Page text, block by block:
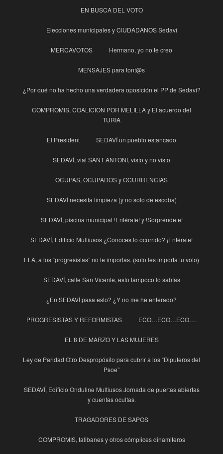
EN BUSCA DEL VOTO
Elecciones municipales y CIUDADANOS Sedaví
MERCAVOTOS Hermano, yo no te creo
MENSAJES para tont@s
¿Por qué no ha hecho una verdadera oposición el PP de Sedaví?
COMPROMIS, COALICION POR MELILLA y El acuerdo del
TURIA
El President SEDAVÍ un pueblo estancado
SEDAVÍ, vial SANT ANTONI, visto y no visto
OCUPAS, OCUPADOS y OCURRENCIAS
SEDAVÍ necesita limpieza (y no solo de escoba)
SEDAVÍ, piscina municipal !Entérate! y !Sorpréndete!
SEDAVÍ, Edificio Multiusos ¿Conoces lo ocurrido? ¡Entérate!
ELA, a los “progresistas” no le importas. (solo les importa tu voto)
SEDAVÍ, calle San Vicente, esto tampoco lo sabías
¿En SEDAVÍ pasa esto? ¿Y no me he enterado?
PROGRESISTAS Y REFORMISTAS ECO…ECO…ECO….
EL 8 DE MARZO Y LAS MUJERES
Ley de Paridad Otro Despropósito para cubrir a los “Diputeros del
Psoe”
SEDAVÍ, Edificio Onduline Multiusos Jornada de puertas abiertas
y cuentas ocultas.
TRAGADORES DE SAPOS
COMPROMIS, talibanes y otros cómplices dinamiteros